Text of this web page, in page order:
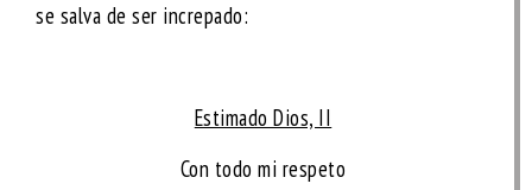
se salva de ser increpado:
Estimado Dios, II
Con todo mi respeto